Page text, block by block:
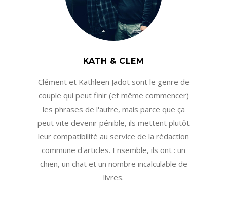
KATH & CLEM
Clément et Kathleen Jadot sont le genre de
couple qui peut finir (et même commencer)
les phrases de l'autre, mais parce que ça
peut vite devenir pénible, ils mettent plutôt
leur compatibilité au service de la rédaction
commune d'articles. Ensemble, ils ont : un
chien, un chat et un nombre incalculable de
livres.